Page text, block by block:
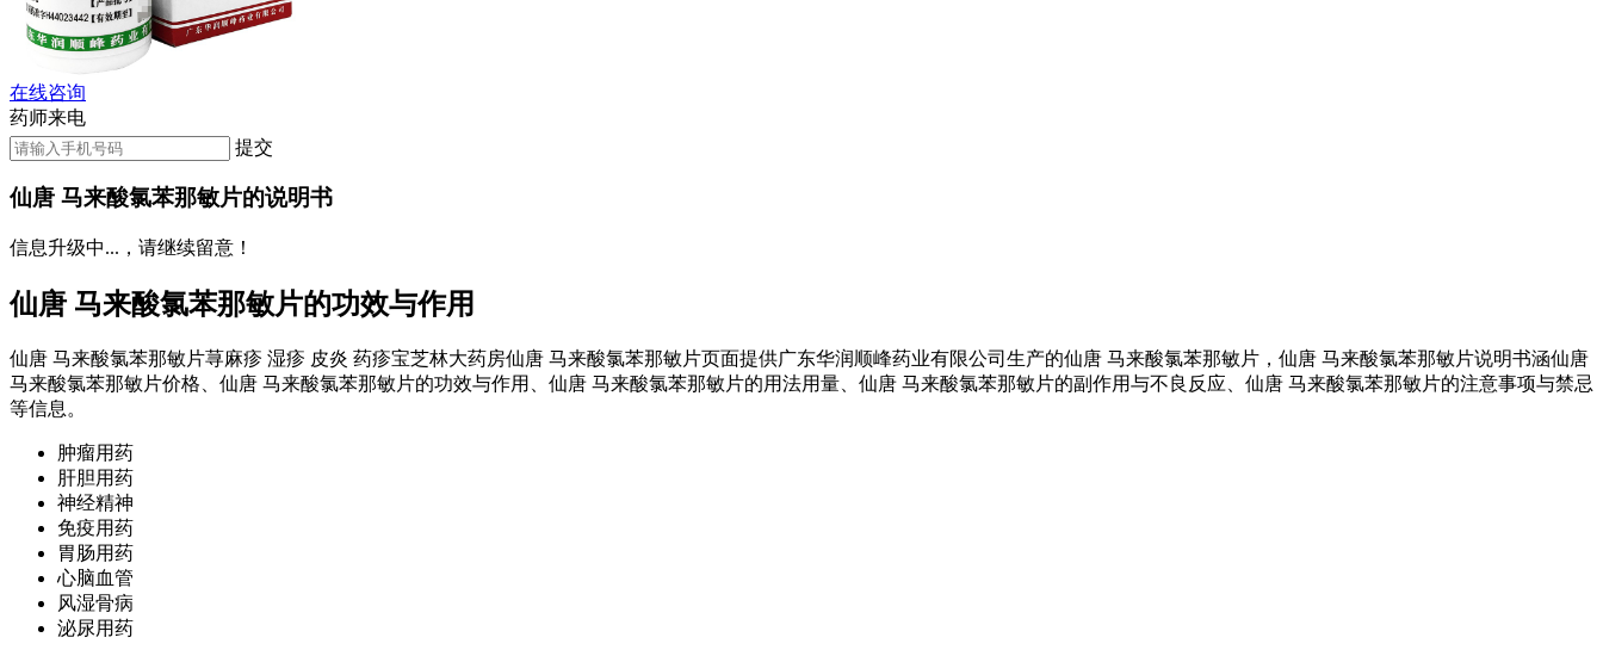
在线咨询
药师来电
提交
仙唐 马来酸氯苯那敏片的说明书
信息升级中...，请继续留意！
仙唐 马来酸氯苯那敏片的功效与作用
仙唐 马来酸氯苯那敏片荨麻疹 湿疹 皮炎 药疹宝芝林大药房仙唐 马来酸氯苯那敏片页面提供广东华润顺峰药业有限公司生产的仙唐 马来酸氯苯那敏片，仙唐 马来酸氯苯那敏片说明书涵仙唐
马来酸氯苯那敏片价格、仙唐 马来酸氯苯那敏片的功效与作用、仙唐 马来酸氯苯那敏片的用法用量、仙唐 马来酸氯苯那敏片的副作用与不良反应、仙唐 马来酸氯苯那敏片的注意事项与禁忌
等信息。
肿瘤用药
肝胆用药
神经精神
免疫用药
胃肠用药
心脑血管
风湿骨病
泌尿用药